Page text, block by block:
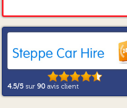
4.5/5 sur90 avis client